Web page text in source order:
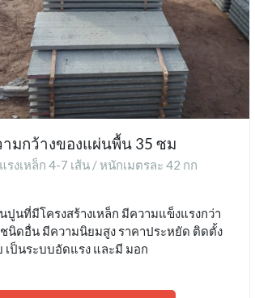
มกว้างของแผ่นพื้น 35 ซม
รงเหล็ก 4-7 เส้น / หนักเมตรละ 42 กก
ปูนที่มีโครงสร้างเหล็ก มีความแข็งแรงกว่า
นิดอื่น มีความนิยมสูง ราคาประหยัด ติดตั้ง
เป็นระบบอัดแรง และมี มอก